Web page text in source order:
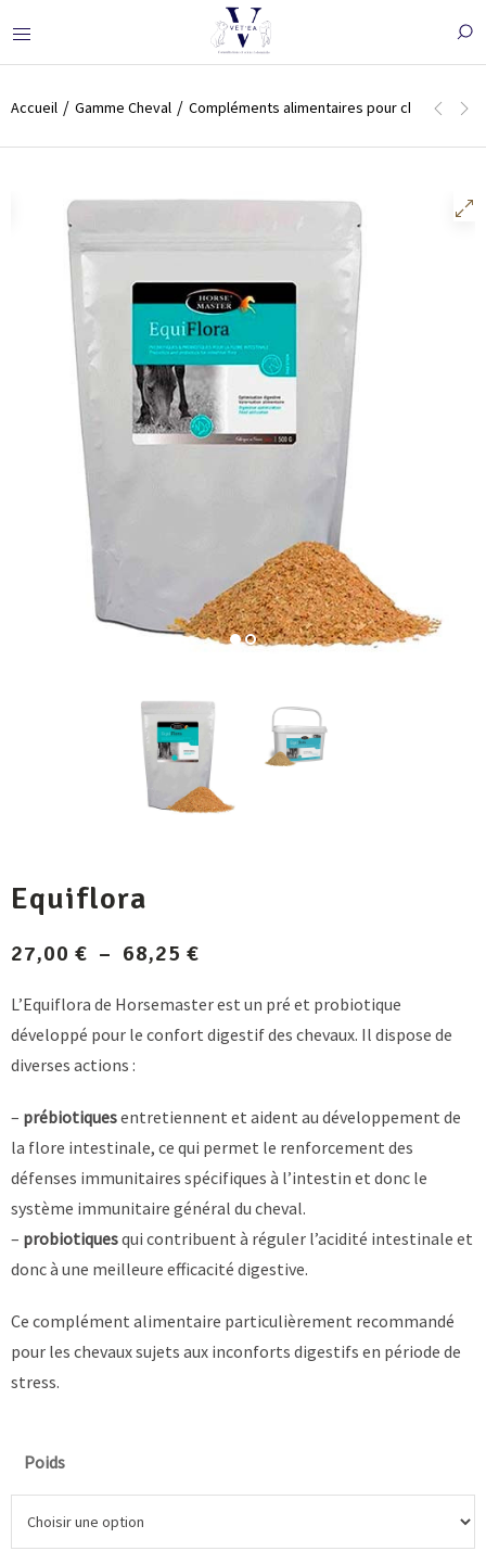
Accueil Gamme Cheval Compléments alimentaires pour cheval
Equiflora
27,00 € – 68,25 €
prix :
27,00 €
L’Equiflora de Horsemaster est un pré et probiotique
développé pour le confort digestif des chevaux. Il dispose de
diverses actions :
– prébiotiquesentretiennent et aident au développement de
la flore intestinale, ce qui permet le renforcement des
défenses immunitaires spécifiques à l’intestin et donc le
système immunitaire général du cheval.
– probiotiquesqui contribuent à réguler l’acidité intestinale et
donc à une meilleure efficacité digestive.
Ce complément alimentaire particulièrement recommandé
pour les chevaux sujets aux inconforts digestifs en période de
stress.
Poids